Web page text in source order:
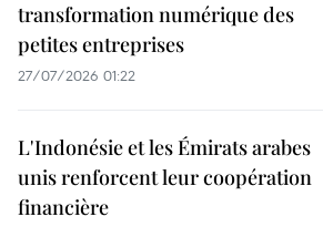
transformation numérique des
petites entreprises
27/07/2026 01:22
L'Indonésie et les Émirats arabes
unis renforcent leur coopération
financière